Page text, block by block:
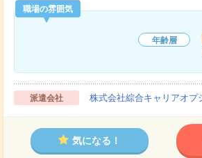
職場の雰囲気
年齢層
派遣会社 株式会社綜合キャリアオ
気になる！